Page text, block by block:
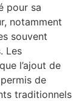
pour sa
notamment
souvent
Les
l’ajout de
de
traditionnels